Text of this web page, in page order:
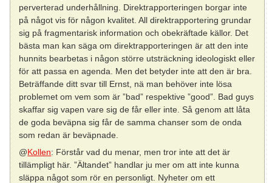
perverterad underhållning. Direktrapporteringen borgar inte
på något vis för någon kvalitet. All direktrapportering grundar
sig på fragmentarisk information och obekräftade källor. Det
bästa man kan säga om direktrapporteringen är att den inte
hunnits bearbetas i någon större utsträckning ideologiskt eller
för att passa en agenda. Men det betyder inte att den är bra.
Beträffande ditt svar till Ernst, nä man behöver inte lösa
problemet om vem som är ”bad” respektive ”good”. Bad guys
skaffar sig vapen vare sig de får eller inte. Så genom att låta
de goda beväpna sig får de samma chanser som de onda
som redan är beväpnade.
@Kollen: Förstår vad du menar, men tror inte att det är
tillämpligt här. ”Ältandet” handlar ju mer om att inte kunna
släppa något som rör en personligt. Nyheter om ett